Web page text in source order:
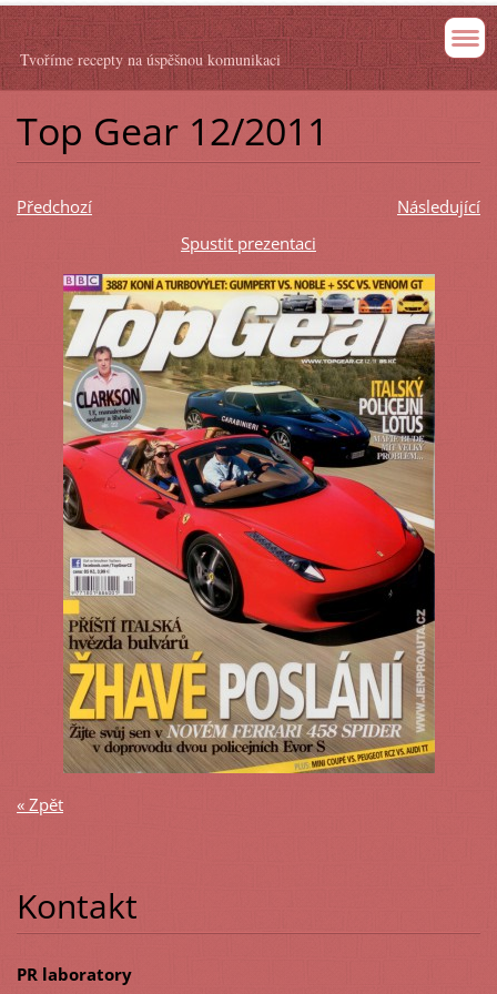
Tvoříme recepty na úspěšnou komunikaci
Top Gear 12/2011
Předchozí
Následující
Spustit prezentaci
« Zpět
Kontakt
PR laboratory